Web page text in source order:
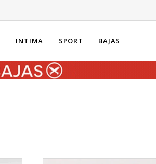
INTIMA SPORT BAJAS